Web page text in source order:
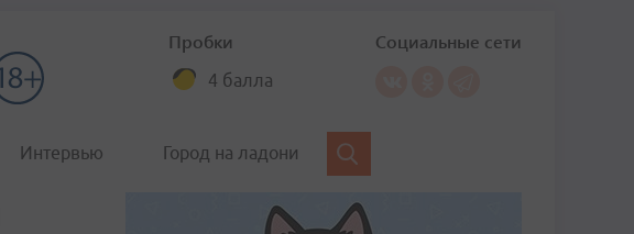
Пробки
4 балла
Социальные сети
Интервью Город на ладони